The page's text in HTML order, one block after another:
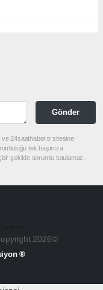
Gönder
ve 24saathaber.tr sitesine
tek başınıza
şekilde sorumlu tutulamaz.
2026©
®